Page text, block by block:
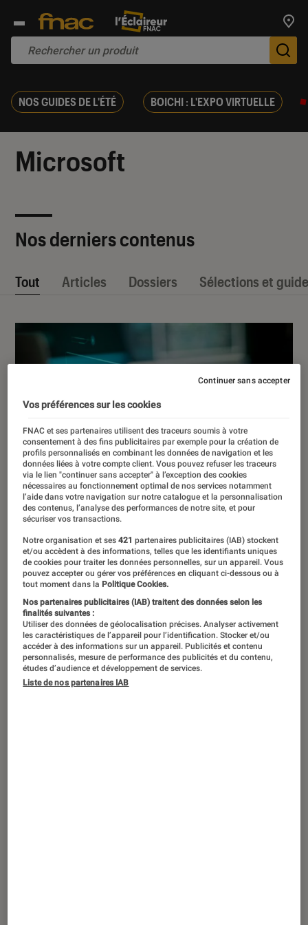
NOS GUIDES DE L'ÉTÉ BOICHI : L'EXPO VIRTUELLE
Microsoft
Nos derniers contenus
Tout Articles Dossiers Sélections et
Microsoft répare la vulnérabilité qui
permettait de récupérer les informations
ACTU
Application • 27 mar. 2023
Vos préférences sur les cookies
FNAC et ses partenaires utilisent des traceurs soumis à votre
consentement à des fins publicitaires par exemple pour la création de
profils personnalisés en combinant les données de navigation et les
données liées à votre compte client. Vous pouvez refuser les traceurs
via le lien "continuer sans accepter" à l’exception des cookies
nécessaires au fonctionnement optimal de nos services notamment
l’aide dans votre navigation sur notre catalogue et la personnalisation
des contenus, l’analyse des performances de notre site, et pour
sécuriser vos transactions.
Notre organisation et ses421 partenaires publicitaires (IAB) stockent
et/ou accèdent à des informations, telles que les identifiants uniques
de cookies pour traiter les données personnelles, sur un appareil. Vous
pouvez accepter ou gérer vos préférences en cliquant ci-dessous ou à
tout moment dans la Politique Cookies.
Nos partenaires publicitaires (IAB) traitent des données selon les
finalités suivantes :
Utiliser des données de géolocalisation précises. Analyser activement
les caractéristiques de l’appareil pour l’identification. Stocker et/ou
accéder à des informations sur un appareil. Publicités et contenu
personnalisés, mesure de performance des publicités et du contenu,
études d’audience et développement de services.
Liste de nos partenaires IAB
Continuer sans accepter